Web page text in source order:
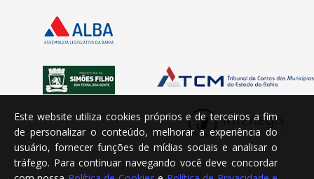
Este website utiliza cookies próprios e de terceiros a fim
de personalizar o conteúdo, melhorar a experiência do
usuário, fornecer funções de mídias sociais e analisar o
tráfego. Para continuar navegando você deve concordar